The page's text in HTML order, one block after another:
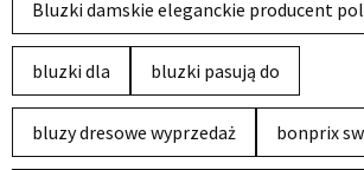
Bluzki damskie eleganckie producent
bluzki dla bluzki pasują do
bluzy dresowe wyprzedaż bonprix